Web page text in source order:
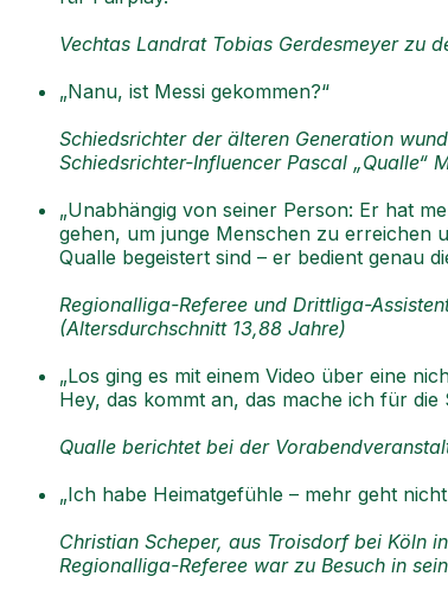
Vechtas Landrat Tobias Gerdesmeyer zu
„Nanu, ist Messi gekommen?“
Schiedsrichter der älteren Generation
Schiedsrichter-Influencer Pascal „Qualle“
„Unabhängig von seiner Person: Er hat
gehen, um junge Menschen zu erreichen
Qualle begeistert sind – er bedient genau
Regionalliga-Referee und Drittliga-
(Altersdurchschnitt 13,88 Jahre)
„Los ging es mit einem Video über eine
Hey, das kommt an, das mache ich für die
Qualle berichtet bei der
„Ich habe Heimatgefühle – mehr geht
Christian Scheper, aus Troisdorf bei Köln
Regionalliga-Referee war zu Besuch in